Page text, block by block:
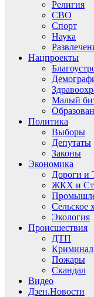
Религия
СВО
Спорт
Наука
Нацпроекты
Малый
Политика
Выборы
Депутаты
Законы
Экономика
Дороги и
ЖКХ и
Сельское
Экология
Происшествия
ДТП
Криминал
Пожары
Скандал
Видео
Дзен.Новости